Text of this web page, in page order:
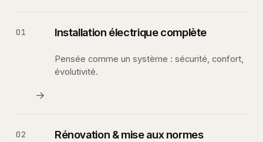
01 Installation électrique complète
Pensée comme un système : sécurité, confort,
évolutivité.
→
02 Rénovation & mise aux normes